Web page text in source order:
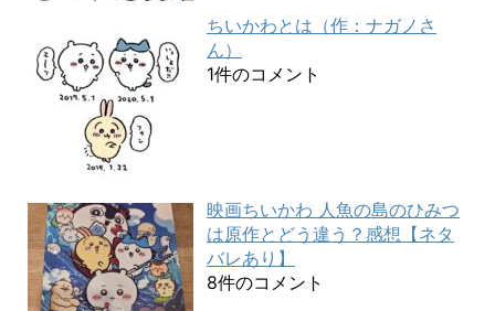
ちいかわとは（作：ナガノさ
ん）
1件のコメント
映画ちいかわ 人魚の島のひみつ
は原作とどう違う？感想【ネタ
バレあり】
8件のコメント